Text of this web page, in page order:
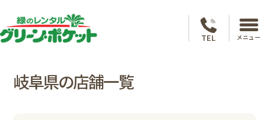
TEL メニュー
岐阜県の店舗一覧